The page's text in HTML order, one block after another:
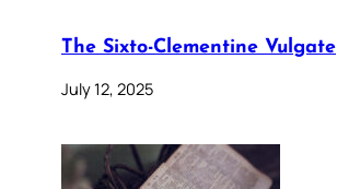
The Sixto-Clementine Vulgate
July 12, 2025